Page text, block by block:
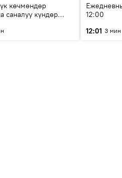
көчмөндөр
саналуу күндөр
12:00
12:01 3 мин